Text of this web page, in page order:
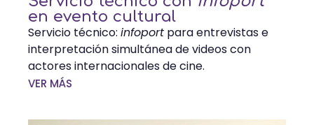
en evento cultural
Servicio técnico: infoport para entrevistas e
interpretación simultánea de videos con
actores internacionales de cine.
VER MÁS